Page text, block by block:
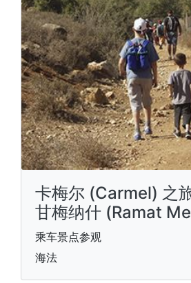
卡梅尔 (Carmel) 之
甘梅纳什 (Ramat
乘车景点参观
海法